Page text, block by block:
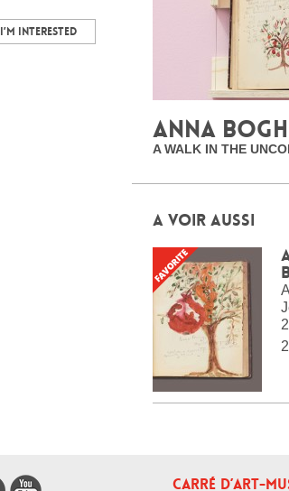
I’M INTERESTED
ANNA
A WALK IN THE
A VOIR AUSSI
CARRÉ D’ART-